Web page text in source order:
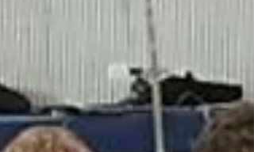
Chillán! Categoría Infantil Damas: Segundo
Lugar Categoría Superior Varones: Tercer
Lugar Destacamos especialmente a Maite
Valenzuela, quien fue reconocida como
Mejor Defensa del torneo, reflejando su
compromiso y espíritu deportivo.
Agradecemos al Colegio Seminario Padre
Hurtado de Chillán, equipo anfitrión, por la